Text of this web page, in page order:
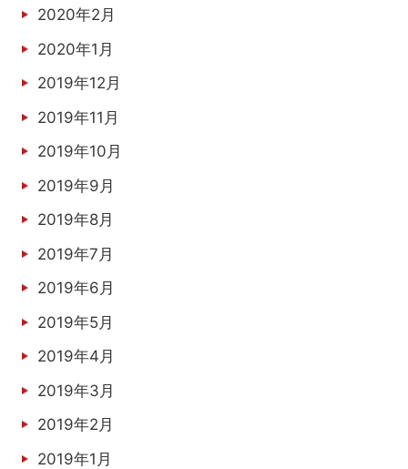
2020年2月
2020年1月
2019年12月
2019年11月
2019年10月
2019年9月
2019年8月
2019年7月
2019年6月
2019年5月
2019年4月
2019年3月
2019年2月
2019年1月